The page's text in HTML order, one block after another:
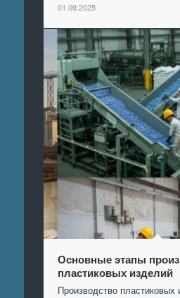
01.09.2025
Основные этапы
пластиковых изделий
Производство